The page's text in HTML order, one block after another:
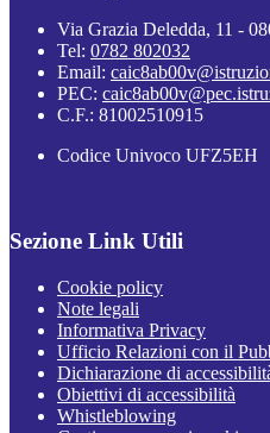
Via Grazia Deledda, 11 -
Tel: 0782 802032
Email:
PEC:
C.F.: 81002510915
Codice Univoco UFZ5EH
Sezione Link Utili
Cookie policy
Note legali
Informativa Privacy
Ufficio Relazioni con il
Dichiarazione di
Obiettivi di accessibilità
Whistleblowing